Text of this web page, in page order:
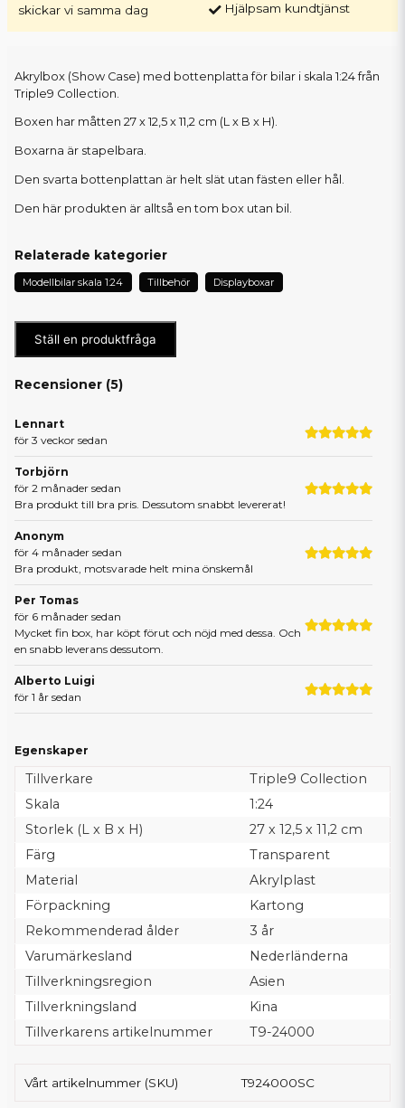
skickar vi samma dag
Hjälpsam kundtjänst
Akrylbox (Show Case) med bottenplatta för bilar i skala 1:24 från
Triple9 Collection.
Boxen har måtten 27 x 12,5 x 11,2 cm (L x B x H).
Boxarna är stapelbara.
Den svarta bottenplattan är helt slät utan fästen eller hål.
Den här produkten är alltså en tom box utan bil.
Relaterade kategorier
Modellbilar skala 1:24 Tillbehör Displayboxar
Ställ en produktfråga
Recensioner (5)
Lennart
för 3 veckor sedan
Torbjörn
för 2 månader sedan
Bra produkt till bra pris. Dessutom snabbt levererat!
Anonym
för 4 månader sedan
Bra produkt, motsvarade helt mina önskemål
Per Tomas
för 6 månader sedan
Mycket fin box, har köpt förut och nöjd med dessa. Och
en snabb leverans dessutom.
Alberto Luigi
för 1 år sedan
Egenskaper
Tillverkare
Triple9 Collection
Skala
1:24
Storlek (L x B x H)
27 x 12,5 x 11,2 cm
Färg
Transparent
Material
Akrylplast
Förpackning
Kartong
Rekommenderad ålder
3 år
Varumärkesland
Nederländerna
Tillverkningsregion
Asien
Tillverkningsland
Kina
Tillverkarens artikelnummer
T9-24000
Vårt artikelnummer (SKU) T924000SC